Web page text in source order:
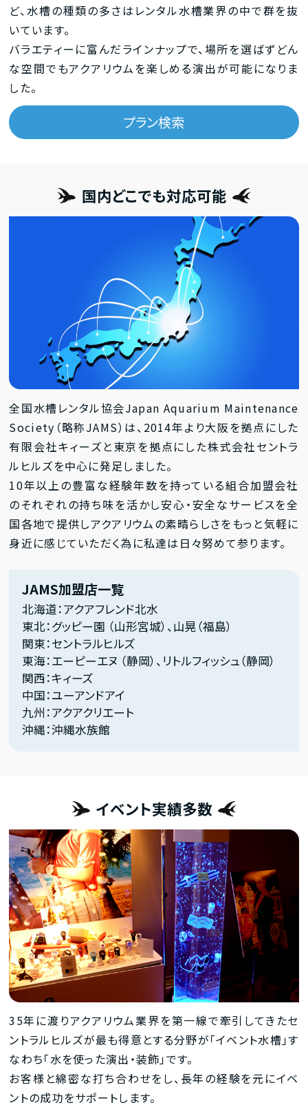
ど、水槽の種類の多さはレンタル水槽業界の中で群を抜
いています。
バラエティーに富んだラインナップで、場所を選ばずどん
な空間でもアクアリウムを楽しめる演出が可能になりま
した。
プラン検索
国内どこでも対応可能
全国水槽レンタル協会Japan Aquarium Maintenance
Society（略称JAMS）は、2014年より大阪を拠点にした
有限会社キィーズと東京を拠点にした株式会社セントラ
ルヒルズを中心に発足しました。
10年以上の豊富な経験年数を持っている組合加盟会社
のそれぞれの持ち味を活かし安心・安全なサービスを全
国各地で提供しアクアリウムの素晴らしさをもっと気軽に
身近に感じていただく為に私達は日々努めて参ります。
JAMS加盟店一覧
北海道：アクアフレンド北水
東北：グッピー園 （山形宮城）、山晃（福島）
関東：セントラルヒルズ
東海：エーピーエヌ （静岡）、リトルフィッシュ（静岡）
関西：キィーズ
中国：ユーアンドアイ
九州：アクアクリエート
沖縄：沖縄水族館
イベント実績多数
35年に渡りアクアリウム業界を第一線で牽引してきたセ
ントラルヒルズが最も得意とする分野が「イベント水槽」す
なわち「水を使った演出・装飾」です。
お客様と綿密な打ち合わせをし、長年の経験を元にイベ
ントの成功をサポートします。